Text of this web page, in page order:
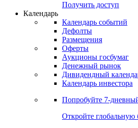
Получить доступ
Календарь
Календарь событий
Дефолты
Размещения
Оферты
Аукционы госбумаг
Денежный рынок
Дивидендный
Календарь инвестора
Попробуйте 7-
Откройте глобальную